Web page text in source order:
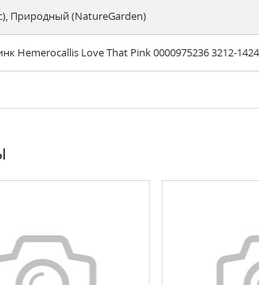
Природный (NatureGarden)
Hemerocallis Love That Pink 0000975236 3212-1424